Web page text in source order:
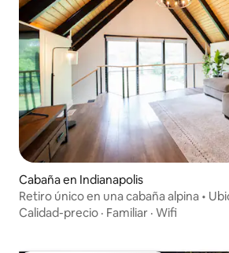
Cabaña en Indianapolis
Retiro único en una cabaña alpina •
Baño personalizado
Calidad-precio · Familiar · Wifi